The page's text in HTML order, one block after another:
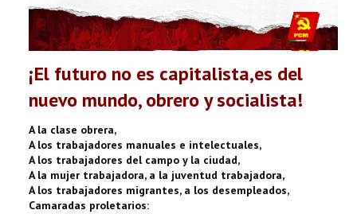
¡El futuro no es capitalista,es del
nuevo mundo, obrero y socialista!
A la clase obrera,
A los trabajadores manuales e intelectuales,
A los trabajadores del campo y la ciudad,
A la mujer trabajadora, a la juventud trabajadora,
A los trabajadores migrantes, a los desempleados,
Camaradas proletarios: